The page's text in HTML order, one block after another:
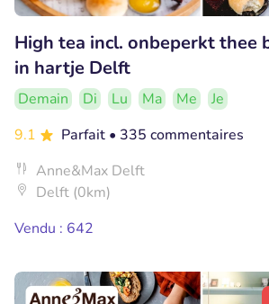
High tea incl. onbeperkt thee
in hartje Delft
Demain Di Lu Ma Me
Je
9.1
Parfait • 335 commentaires
Anne&Max Delft
Delft (0km)
Vendu : 642